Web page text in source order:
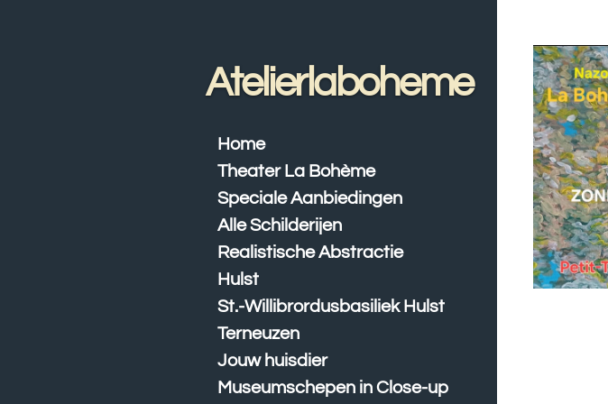
Atelierlaboheme
Home
Theater La Bohème
Speciale Aanbiedingen
Alle Schilderijen
Realistische Abstractie
Hulst
St.-Willibrordusbasiliek Hulst
Terneuzen
Jouw huisdier
Museumschepen in Close-up